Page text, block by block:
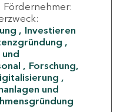
Fördernehmer:
Investieren
Forschung,
und